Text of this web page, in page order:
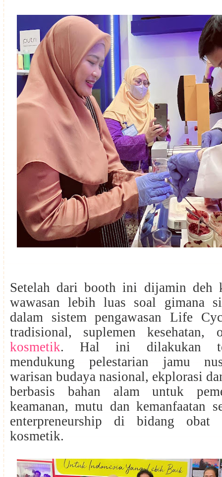
Setelah dari booth ini dijamin deh
wawasan lebih luas soal gimana
dalam sistem pengawasan Life
tradisional, suplemen kesehatan,
kosmetik. Hal ini dilakukan
mendukung pelestarian jamu
warisan budaya nasional, ekplorasi
berbasis bahan alam untuk
keamanan, mutu dan kemanfaatan
enterpreneurship di bidang obat
kosmetik.